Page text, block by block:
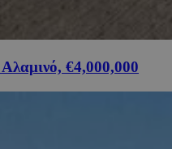
€4,000,000